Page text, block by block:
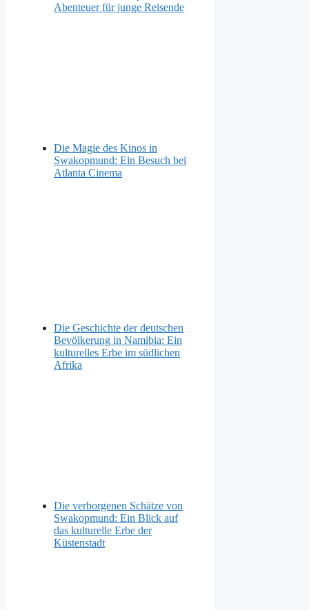
Abenteuer für junge Reisende
Die Magie des Kinos in
Swakopmund: Ein Besuch bei
Atlanta Cinema
Die Geschichte der deutschen
Bevölkerung in Namibia: Ein
kulturelles Erbe im südlichen
Afrika
Die verborgenen Schätze von
Swakopmund: Ein Blick auf
das kulturelle Erbe der
Küstenstadt